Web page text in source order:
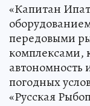
«Капитан
передовыми
комплексами,
автономность
погодных
«Русская